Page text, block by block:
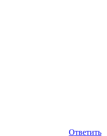
Ответить